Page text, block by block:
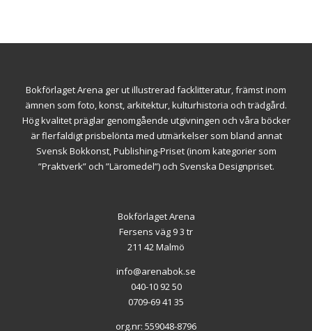
Bokförlaget Arena ger ut illustrerad facklitteratur, främst inom
ämnen som foto, konst, arkitektur, kulturhistoria och trädgård.
Hög kvalitet präglar genomgående utgivningen och våra böcker
är flerfaldigt prisbelönta med utmärkelser som bland annat
Svensk Bokkonst, Publishing-Priset (inom kategorier som
”Praktverk” och ”Läromedel”) och Svenska Designpriset.
Bokförlaget Arena
Fersens väg 9 3 tr
211 42 Malmö
info@arenabok.se
040-10 92 50
0709-69 41 35
org.nr: 559048-8796